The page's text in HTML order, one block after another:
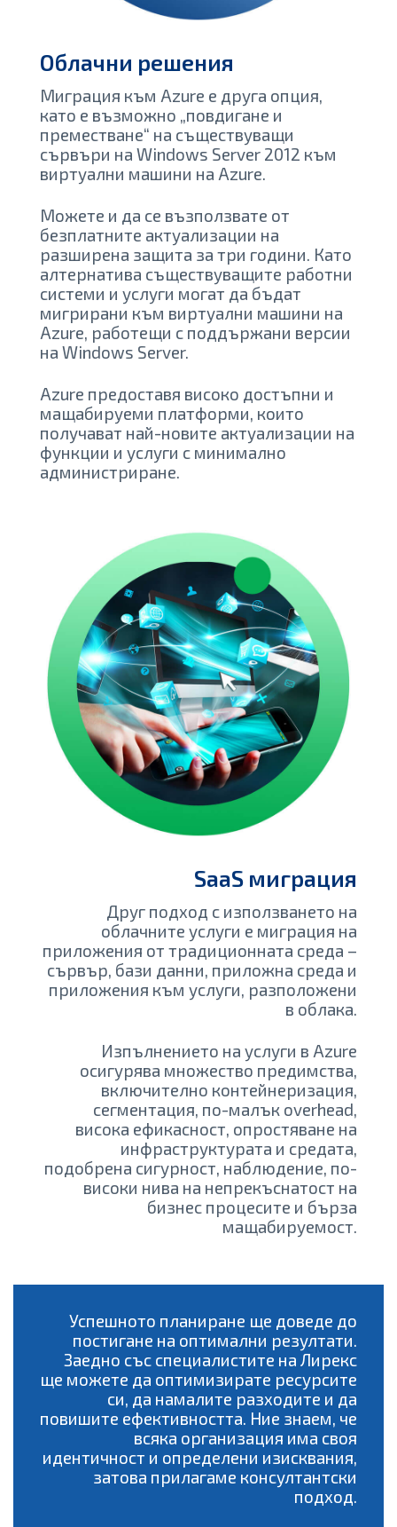
Облачни решения
Миграция към Azure е друга опция,
като е възможно „повдигане и
преместване“ на съществуващи
сървъри на Windows Server 2012 към
виртуални машини на Azure.
Можете и да се възползвате от
безплатните актуализации на
разширена защита за три години. Като
алтернатива съществуващите работни
системи и услуги могат да бъдат
мигрирани към виртуални машини на
Azure, работещи с поддържани версии
на Windows Server.
Azure предоставя високо достъпни и
мащабируеми платформи, които
получават най-новите актуализации на
функции и услуги с минимално
администриране.
SaaS миграция
Друг подход с използването на
облачните услуги е миграция на
приложения от традиционната среда –
сървър, бази данни, приложна среда и
приложения към услуги, разположени
в облака.
Изпълнението на услуги в Azure
осигурява множество предимства,
включително контейнеризация,
сегментация, по-малък overhead,
висока ефикасност, опростяване на
инфраструктурата и средата,
подобрена сигурност, наблюдение, по-
високи нива на непрекъснатост на
бизнес процесите и бърза
мащабируемост.
Успешното планиране ще доведе до
постигане на оптимални резултати.
Заедно със специалистите на Лирекс
ще можете да оптимизирате ресурсите
си, да намалите разходите и да
повишите ефективността. Ние знаем, че
всяка организация има своя
идентичност и определени изисквания,
затова прилагаме консултантски
подход.